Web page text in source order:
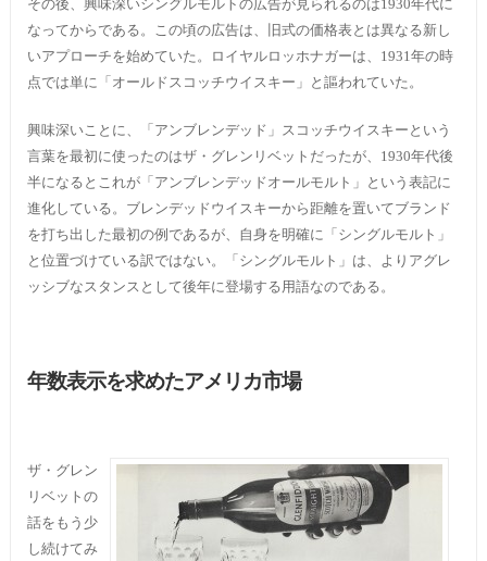
その後、興味深いシングルモルトの広告が見られるのは1930年代に
なってからである。この頃の広告は、旧式の価格表とは異なる新し
いアプローチを始めていた。ロイヤルロッホナガーは、1931年の時
点では単に「オールドスコッチウイスキー」と謳われていた。
興味深いことに、「アンブレンデッド」スコッチウイスキーという
言葉を最初に使ったのはザ・グレンリベットだったが、1930年代後
半になるとこれが「アンブレンデッドオールモルト」という表記に
進化している。ブレンデッドウイスキーから距離を置いてブランド
を打ち出した最初の例であるが、自身を明確に「シングルモルト」
と位置づけている訳ではない。「シングルモルト」は、よりアグレ
ッシブなスタンスとして後年に登場する用語なのである。
年数表示を求めたアメリカ市場
ザ・グレン
リベットの
話をもう少
し続けてみ